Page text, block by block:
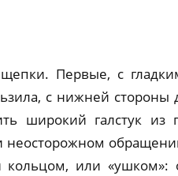
Первые, с
с нижней
широкий галстук из
или «ушком»: